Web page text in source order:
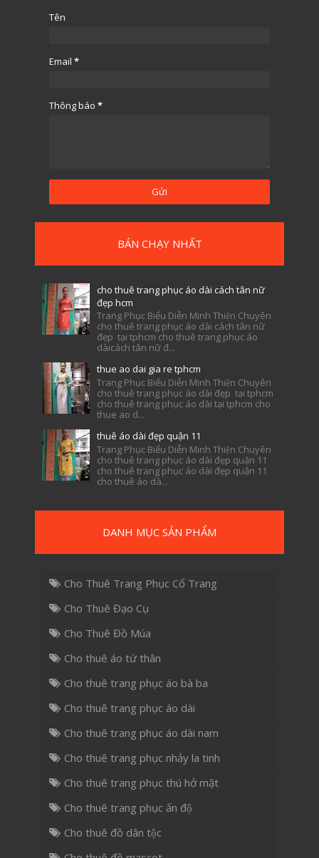
Tên
Email *
Thông báo *
BÁN CHẠY NHẤT
cho thuê trang phục áo dài cách tân nữ
đẹp hcm
Trang Phục Biểu Diễn Minh Thiện Chuyên
cho thuê trang phục áo dài cách tân nữ
đẹp tại tphcm cho thuê trang phục áo
dàicách tân nữ đ...
thue ao dai gia re tphcm
Trang Phục Biểu Diễn Minh Thiện Chuyên
cho thuê trang phục áo dài đẹp tại tphcm
cho thuê trang phục áo dài tại tphcm cho
thue ao d...
thuê áo dài đẹp quận 11
Trang Phục Biểu Diễn Minh Thiện Chuyên
cho thuê trang phục áo dài đẹp quận 11
cho thuê trang phục áo dài đẹp quận 11
cho thuê áo dà...
DANH MỤC SẢN PHẨM
Cho Thuê Trang Phục Cổ Trang
Cho Thuê Đạo Cụ
Cho Thuê Đồ Múa
Cho thuê áo tứ thân
Cho thuê trang phục áo bà ba
Cho thuê trang phục áo dài
Cho thuê trang phục áo dài nam
Cho thuê trang phục nhảy la tinh
Cho thuê trang phục thú hở mặt
Cho thuê trang phục ấn độ
Cho thuê đồ dân tộc